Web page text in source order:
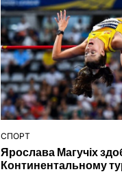
ОПУБЛІКУВАТИ
У
СПОРТ
Ярослава Магучіх
Континентальному